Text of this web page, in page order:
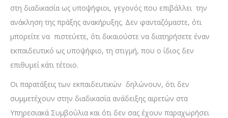
στη διαδικασία ως υποψήφιοι, γεγονός που επιβάλλει την
ανάκληση της πράξης ανακήρυξης. Δεν φανταζόμαστε, ότι
μπορείτε να πιστεύετε, ότι δικαιούστε να διατηρήσετε έναν
εκπαιδευτικό ως υποψήφιο, τη στιγμή, που ο ίδιος δεν
επιθυμεί κάτι τέτοιο.
Οι παρατάξεις των εκπαιδευτικών δηλώνουν, ότι δεν
συμμετέχουν στην διαδικασία ανάδειξης αιρετών στα
Υπηρεσιακά Συμβούλια και ότι δεν σας έχουν παραχωρήσει